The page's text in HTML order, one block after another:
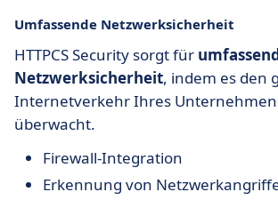
Umfassende Netzwerksicherheit
HTTPCS Security sorgt für
Netzwerksicherheit, indem es den
Internetverkehr Ihres
überwacht.
Firewall-Integration
Erkennung von